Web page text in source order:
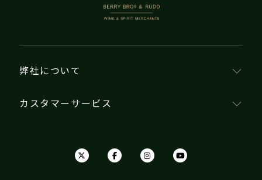
BERRY BROS. & RUDD
弊社について
カスタマーサービス